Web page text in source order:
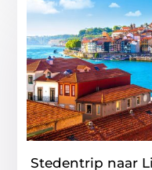
Stedentrip naar